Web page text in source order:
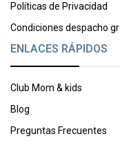
Políticas de Privacidad
Condiciones despacho
ENLACES RÁPIDOS
Club Mom & kids
Blog
Preguntas Frecuentes